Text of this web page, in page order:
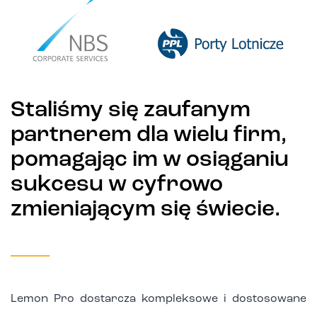
Staliśmy się zaufanym
partnerem dla wielu firm,
pomagając im w osiąganiu
sukcesu w cyfrowo
zmieniającym się świecie.
Lemon Pro dostarcza kompleksowe i dostosowane